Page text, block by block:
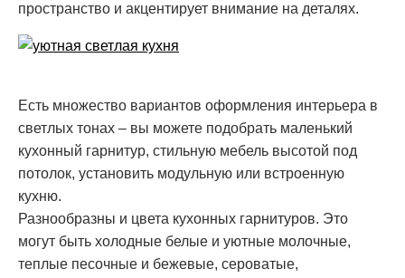
пространство и акцентирует внимание на деталях.
Есть множество вариантов оформления интерьера в
светлых тонах – вы можете подобрать маленький
кухонный гарнитур, стильную мебель высотой под
потолок, установить модульную или встроенную
кухню.
Разнообразны и цвета кухонных гарнитуров. Это
могут быть холодные белые и уютные молочные,
теплые песочные и бежевые, сероватые,